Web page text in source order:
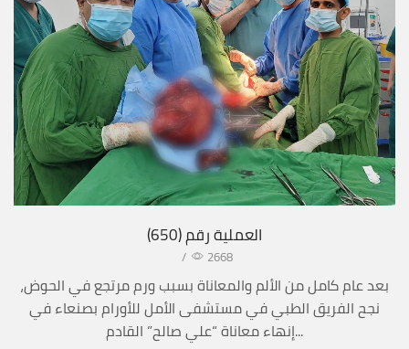
العملية رقم (650)
/ 2668
بعد عام كامل من الألم والمعاناة بسبب ورم مرتجع في الحوض،
نجح الفريق الطبي في مستشفى الأمل للأورام بصنعاء في
إنهاء معاناة “علي صالح” القادم...